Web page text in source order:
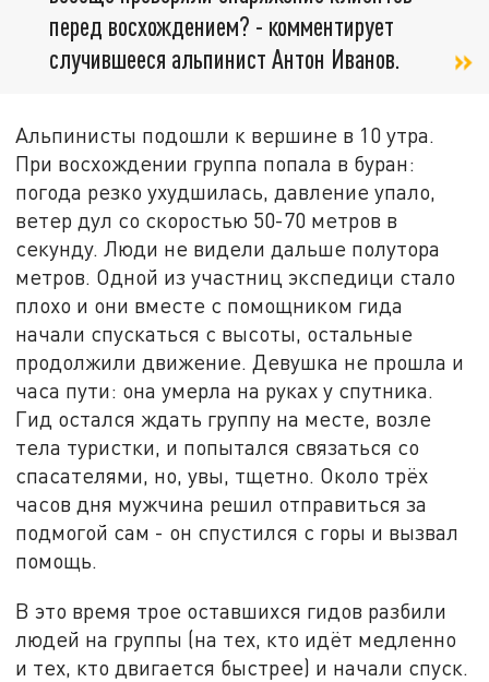
перед восхождением? - комментирует
случившееся альпинист Антон Иванов.
Альпинисты подошли к вершине в 10 утра.
При восхождении группа попала в буран:
погода резко ухудшилась, давление упало,
ветер дул со скоростью 50-70 метров в
секунду. Люди не видели дальше полутора
метров. Одной из участниц экспедици стало
плохо и они вместе с помощником гида
начали спускаться с высоты, остальные
продолжили движение. Девушка не прошла и
часа пути: она умерла на руках у спутника.
Гид остался ждать группу на месте, возле
тела туристки, и попытался связаться со
спасателями, но, увы, тщетно. Около трёх
часов дня мужчина решил отправиться за
подмогой сам - он спустился с горы и вызвал
помощь.
В это время трое оставшихся гидов разбили
людей на группы (на тех, кто идёт медленно
и тех, кто двигается быстрее) и начали спуск.